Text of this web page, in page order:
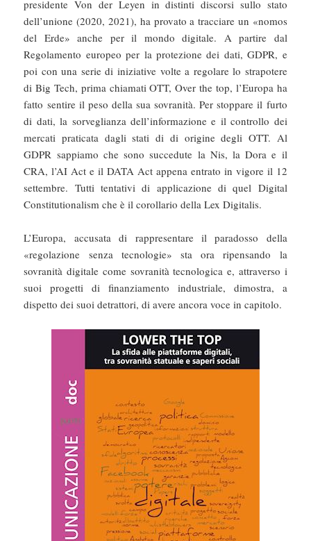
presidente Von der Leyen in distinti discorsi sullo stato
dell’unione (2020, 2021), ha provato a tracciare un «nomos
del Erde» anche per il mondo digitale. A partire dal
Regolamento europeo per la protezione dei dati, GDPR, e
poi con una serie di iniziative volte a regolare lo strapotere
di Big Tech, prima chiamati OTT, Over the top, l’Europa ha
fatto sentire il peso della sua sovranità. Per stoppare il furto
di dati, la sorveglianza dell’informazione e il controllo dei
mercati praticata dagli stati di di origine degli OTT. Al
GDPR sappiamo che sono succedute la Nis, la Dora e il
CRA, l’AI Act e il DATA Act appena entrato in vigore il 12
settembre. Tutti tentativi di applicazione di quel Digital
Constitutionalism che è il corollario della Lex Digitalis.
L’Europa, accusata di rappresentare il paradosso della
«regolazione senza tecnologie» sta ora ripensando la
sovranità digitale come sovranità tecnologica e, attraverso i
suoi progetti di finanziamento industriale, dimostra, a
dispetto dei suoi detrattori, di avere ancora voce in capitolo.